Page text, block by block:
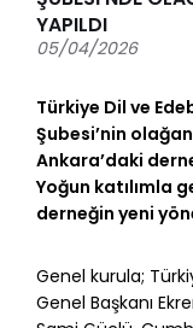
YAPILDI
05/04/2026
Türkiye Dil ve
Şubesi’nin
Ankara’daki
Yoğun katılımla
derneğin yeni
Genel kurula;
Genel Başkanı